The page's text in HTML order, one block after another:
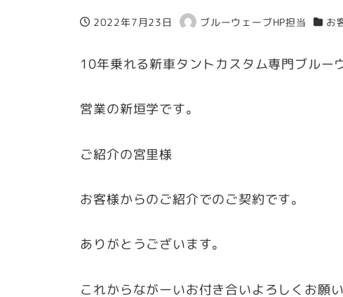
投稿日
2022年7月23日
著
ブルーウェーブHP担当
カテ
お
10年乗れる新車タントカスタム専門ブルー
営業の新垣学です。
ご紹介の宮里様
お客様からのご紹介でのご契約です。
ありがとうございます。
これからながーいお付き合いよろしくお願い